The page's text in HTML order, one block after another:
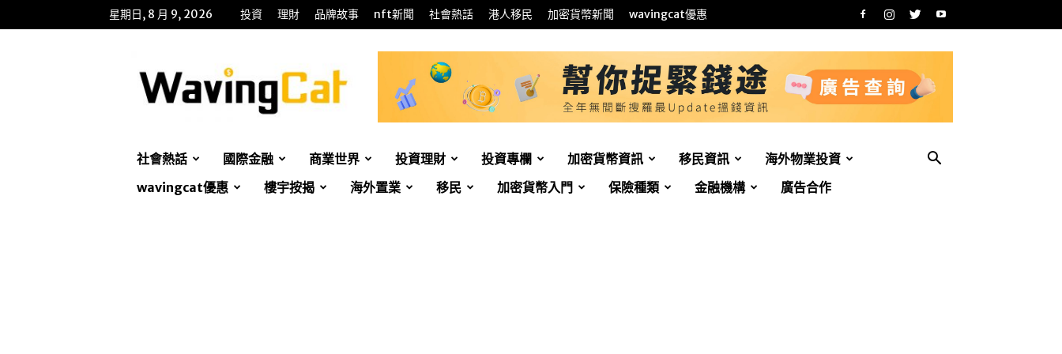
星期日, 8 月 9, 2026 投資 理財 品牌故事 nft新聞 社會熱話 港人移民 加密貨幣新聞 wavingcat優惠
招
財
貓
社會熱話 國際金融 商業世界 投資理財 投資專欄 加密貨幣資訊 移民資訊
海外物業投資
wavingcat優惠
樓宇按揭 海外置業 移民 加密貨幣入門 保險種類 金融機構 廣告合作